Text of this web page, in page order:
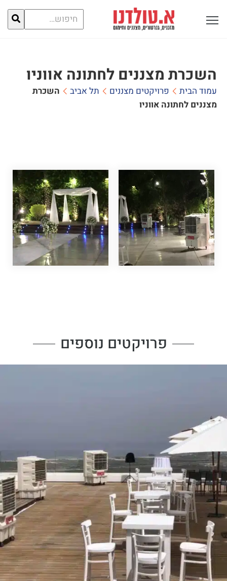
חיפוש
עבור:
פתח תפריט ראשי לתצוגה
השכרת מצננים לחתונה אווניו
עמוד הבית פרויקטים מצננים תל אביב
השכרת
מצננים לחתונה אווניו
פרויקטים נוספים